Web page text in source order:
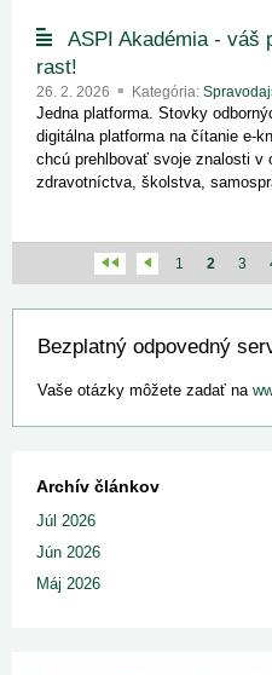
ASPI Akadémia - váš
rast!
26. 2. 2026 Kategória:
Jedna platforma. Stovky
digitálna platforma na čítanie e-
chcú prehlbovať svoje znalosti v
zdravotníctva, školstva,
1 2 3
Bezplatný odpovedný
Vaše otázky môžete zadať na
Archív článkov
Júl 2026
Jún 2026
Máj 2026